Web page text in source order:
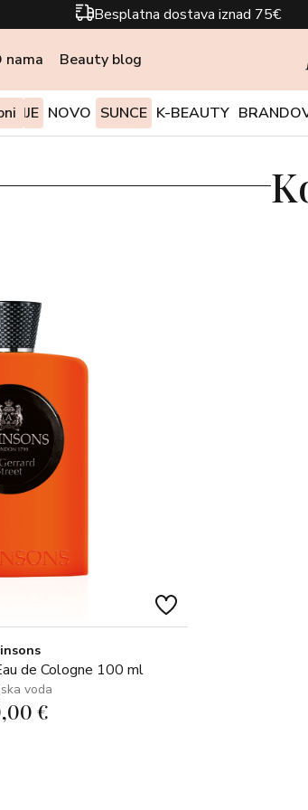
Besplatna dostava iznad 75€
nama Beauty blog
NOVO SUNCE K-BEAUTY
de Cologne 100 ml
voda
€